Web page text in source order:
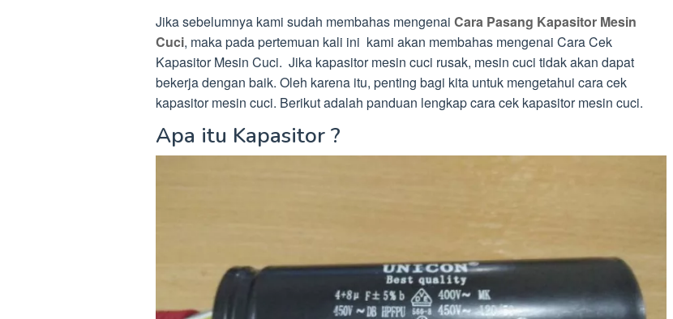
Jika sebelumnya kami sudah membahas mengenai Cara Pasang Kapasitor Mesin
Cuci, maka pada pertemuan kali ini kami akan membahas mengenai Cara Cek
Kapasitor Mesin Cuci. Jika kapasitor mesin cuci rusak, mesin cuci tidak akan dapat
bekerja dengan baik. Oleh karena itu, penting bagi kita untuk mengetahui cara cek
kapasitor mesin cuci. Berikut adalah panduan lengkap cara cek kapasitor mesin cuci.
Apa itu Kapasitor ?